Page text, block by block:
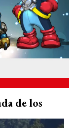
de los